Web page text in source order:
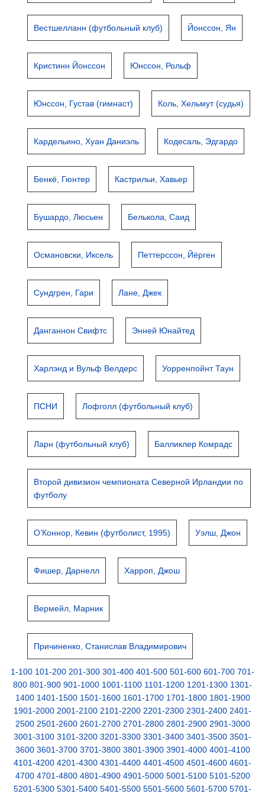
Вестшелланн (футбольный клуб) Йонссон, Ян
Кристинн Йонссон Юнссон, Рольф
Юнссон, Густав (гимнаст) Коль, Хельмут (судья)
Кардельино, Хуан Даниэль Кодесаль, Эдгардо
Бенкё, Гюнтер Кастрильи, Хавьер
Бушардо, Люсьен Белькола, Саид
Османовски, Иксель Петтерссон, Йёрген
Сундгрен, Гари Лане, Джек
Данганнон Свифтс Энней Юнайтед
Харлэнд и Вульф Велдерс Уорренпойнт Таун
ПСНИ Лофголл (футбольный клуб)
Ларн (футбольный клуб) Балликлер Комрадс
Второй дивизион чемпионата Северной Ирландии по
футболу
О’Коннор, Кевин (футболист, 1995) Уэлш, Джон
Фишер, Дарнелл Харроп, Джош
Вермейл, Марник
Причиненко, Станислав Владимирович
1-100 101-200 201-300 301-400 401-500 501-600 601-700 701-
800 801-900 901-1000 1001-1100 1101-1200 1201-1300 1301-
1400 1401-1500 1501-1600 1601-1700 1701-1800 1801-1900
1901-2000 2001-2100 2101-2200 2201-2300 2301-2400 2401-
2500 2501-2600 2601-2700 2701-2800 2801-2900 2901-3000
3001-3100 3101-3200 3201-3300 3301-3400 3401-3500 3501-
3600 3601-3700 3701-3800 3801-3900 3901-4000 4001-4100
4101-4200 4201-4300 4301-4400 4401-4500 4501-4600 4601-
4700 4701-4800 4801-4900 4901-5000 5001-5100 5101-5200
5201-5300 5301-5400 5401-5500 5501-5600 5601-5700 5701-